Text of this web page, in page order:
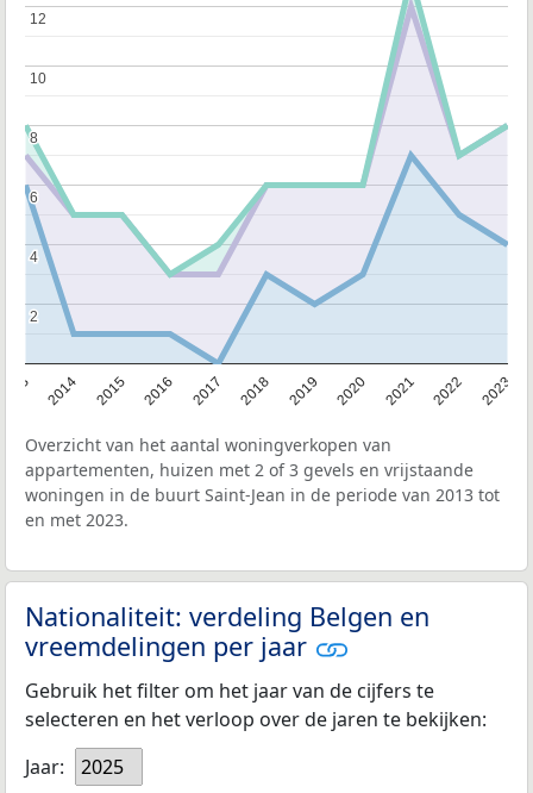
2014 2015 2016 2017 2018 2019 2020 2021 2022 2023
2
2
4
4
6
6
8
8
10
10
12
12
Overzicht van het aantal woningverkopen van
appartementen, huizen met 2 of 3 gevels en vrijstaande
woningen in de buurt Saint-Jean in de periode van 2013 tot
en met 2023.
Nationaliteit: verdeling Belgen en
vreemdelingen per jaar
Gebruik het filter om het jaar van de cijfers te
selecteren en het verloop over de jaren te bekijken:
Jaar:
2025